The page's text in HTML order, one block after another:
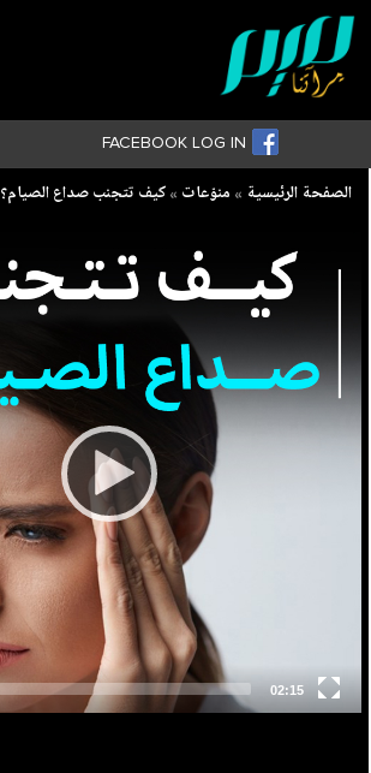
FACEBOOK LOG IN
Breadcrumb
الصفحة الرئيسية منوّعات كيف تتجنب صداع الصيام؟